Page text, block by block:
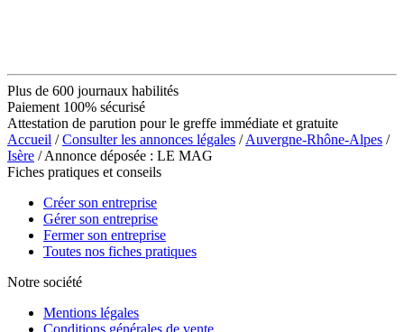
Plus de 600 journaux habilités
Paiement 100% sécurisé
Attestation de parution pour le greffe immédiate et gratuite
Accueil /Consulter les annonces légales /Auvergne-Rhône-Alpes /
Isère / Annonce déposée : LE MAG
Fiches pratiques et conseils
Créer son entreprise
Gérer son entreprise
Fermer son entreprise
Toutes nos fiches pratiques
Notre société
Mentions légales
Conditions générales de vente